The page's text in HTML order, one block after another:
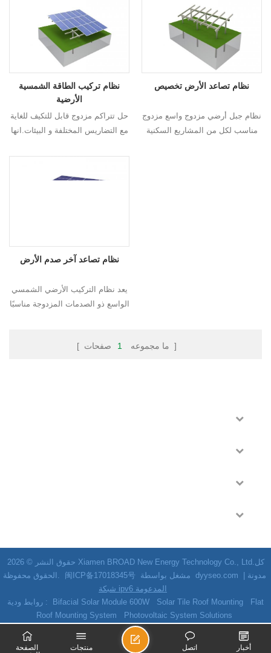
نظام تركيب الطاقة الشمسية
الأرضية
حل تتراكم مزدوج قابل للتكيف للغاية
مع التضاريس المختلفة و البيئات.انها
وأسرع وتثبيت الطاقة الشمسية
نظام تصاعد الأرض تخصيص
نظام جبل أرضي مزدوج واسع مزدوج
مناسب لكل من المشاريع السكنية
نظام تصاعد آخر صدم الأرض
يعد نظام التركيب الأرضي الشمسي
الواسع ذو الصدمات المزدوجة مناسبًا
الثلج الكثيف أو الرياح
[ ما مجموعه 1 صفحات ]
حقوق النشر © 2026 Xiamen BROAD New Energy Technology Co., Ltd.كل
الحقوق محفوظة.
闽ICP备17018345号 dyyseo.com
مدونة
شبكة ipv6 المدعومة
روابط ودية :
Bifacial Solar Module 600W Solar Tile Roof Mounting
Flat
Roof Mounting System
Photovoltaic System Solutions
الصفحة
منتجات أخبار اتصل
ا